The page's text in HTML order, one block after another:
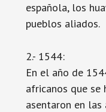
española, los
pueblos aliados.
2.- 1544:
En el año de
africanos que se
asentaron en